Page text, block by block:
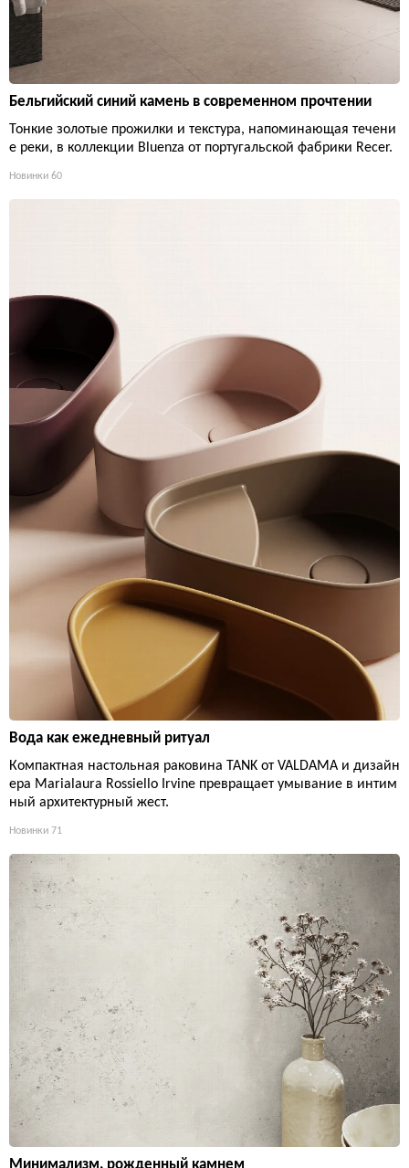
Бельгийский синий камень в современном прочтении
Тонкие золотые прожилки и текстура, напоминающая течени
е реки, в коллекции Bluenza от португальской фабрики Recer.
Новинки 60
Вода как ежедневный ритуал
Компактная настольная раковина TANK от VALDAMA и дизайн
ера Marialaura Rossiello Irvine превращает умывание в интим
ный архитектурный жест.
Новинки 71
Минимализм, рожденный камнем